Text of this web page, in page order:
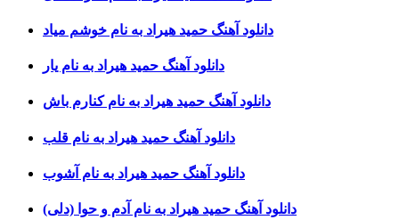
دانلود آهنگ حمید هیراد به نام خوشم میاد
دانلود آهنگ حمید هیراد به نام یار
دانلود آهنگ حمید هیراد به نام کنارم باش
دانلود آهنگ حمید هیراد به نام قلب
دانلود آهنگ حمید هیراد به نام آشوب
دانلود آهنگ حمید هیراد به نام آدم و حوا (دلی)